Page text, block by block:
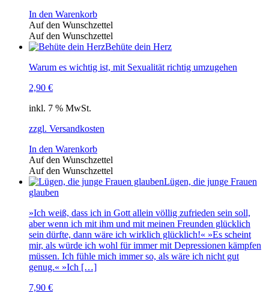
In den Warenkorb
Auf den Wunschzettel
Auf den Wunschzettel
Behüte dein Herz
Warum es wichtig ist, mit Sexualität richtig umzugehen
2,90 €
inkl. 7 % MwSt.
zzgl. Versandkosten
In den Warenkorb
Auf den Wunschzettel
Auf den Wunschzettel
Lügen, die junge Frauen
glauben
»Ich weiß, dass ich in Gott allein völlig zufrieden sein soll,
aber wenn ich mit ihm und mit meinen Freunden glücklich
sein dürfte, dann wäre ich wirklich glücklich!« »Es scheint
mir, als würde ich wohl für immer mit Depressionen kämpfen
müssen. Ich fühle mich immer so, als wäre ich nicht gut
genug.« »Ich […]
7,90 €